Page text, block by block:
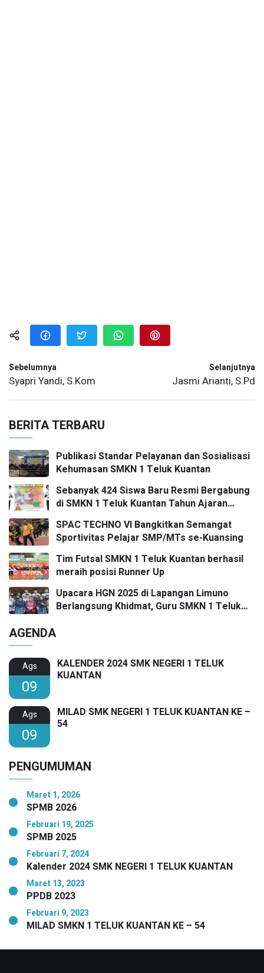
Sebelumnya
Syapri Yandi, S.Kom
Selanjutnya
Jasmi Arianti, S.Pd
BERITA TERBARU
Publikasi Standar Pelayanan dan Sosialisasi
Kehumasan SMKN 1 Teluk Kuantan
Sebanyak 424 Siswa Baru Resmi Bergabung
di SMKN 1 Teluk Kuantan Tahun Ajaran
SPAC TECHNO VI Bangkitkan Semangat
Sportivitas Pelajar SMP/MTs se-Kuansing
Tim Futsal SMKN 1 Teluk Kuantan berhasil
meraih posisi Runner Up
Upacara HGN 2025 di Lapangan Limuno
Berlangsung Khidmat, Guru SMKN 1 Teluk
AGENDA
Ags
09
KALENDER 2024 SMK NEGERI 1 TELUK
KUANTAN
Ags
09
MILAD SMK NEGERI 1 TELUK KUANTAN KE –
54
PENGUMUMAN
Maret 1, 2026
SPMB 2026
Februari 19, 2025
SPMB 2025
Februari 7, 2024
Kalender 2024 SMK NEGERI 1 TELUK KUANTAN
Maret 13, 2023
PPDB 2023
Februari 9, 2023
MILAD SMKN 1 TELUK KUANTAN KE – 54